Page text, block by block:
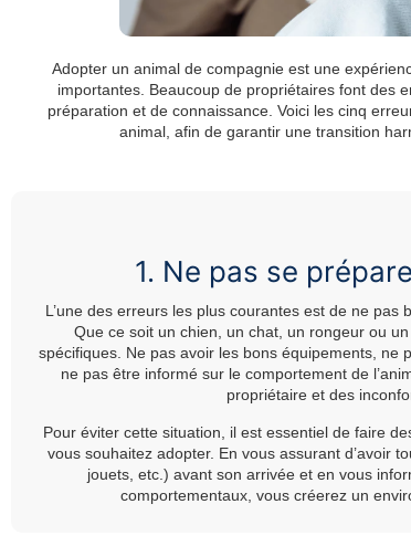
Adopter un animal de compagnie est une
importantes. Beaucoup de propriétaires font des
préparation et de connaissance. Voici les cinq
animal, afin de garantir une transition
1. Ne pas se
L’une des erreurs les plus courantes est de ne pas
Que ce soit un chien, un chat, un rongeur ou
spécifiques. Ne pas avoir les bons équipements, ne
ne pas être informé sur le comportement de
propriétaire et des
Pour éviter cette situation, il est essentiel de faire
vous souhaitez adopter. En vous assurant d’avoir
jouets, etc.) avant son arrivée et en vous
comportementaux, vous créerez un